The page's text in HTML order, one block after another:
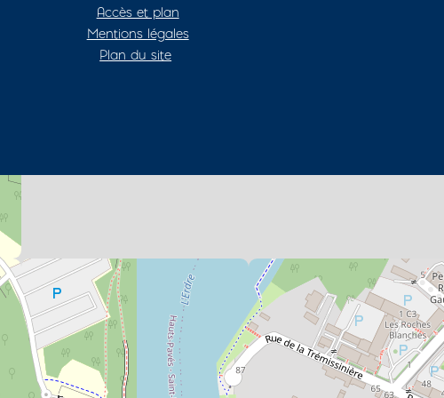
Accès et plan
Mentions légales
Plan du site